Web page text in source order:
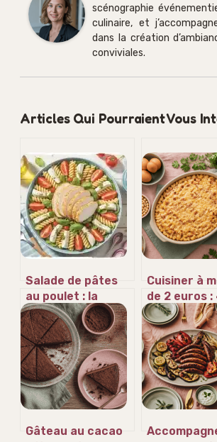
scénographie
culinaire, et
dans la création
conviviales.
Articles Qui Pourraient Vous
Salade de pâtes
au poulet : la
méthode express
pour une viande
tendre et des
saveurs
équilibrées
Cuisiner à
de 2 euros :
ingrédients
base pour
repas
Gâteau au cacao